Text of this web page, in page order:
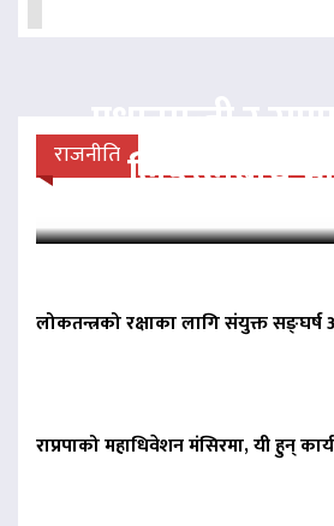
राजनीति
प्रधानमन्त्री र
लिङदेनबीच
लोकतन्त्रको रक्षाका लागि संयुक्त
राप्रपाको महाधिवेशन मंसिरमा, यी हुन्